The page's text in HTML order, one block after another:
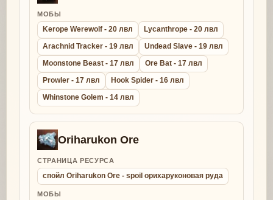
МОБЫ
Kerope Werewolf - 20 лвл
Lycanthrope - 20 лвл
Arachnid Tracker - 19 лвл
Undead Slave - 19 лвл
Moonstone Beast - 17 лвл
Ore Bat - 17 лвл
Prowler - 17 лвл
Hook Spider - 16 лвл
Whinstone Golem - 14 лвл
Oriharukon Ore
СТРАНИЦА РЕСУРСА
спойл Oriharukon Ore - spoil орихаруконовая руда
МОБЫ